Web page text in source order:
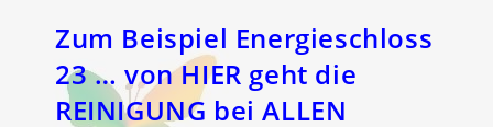
Zum Beispiel Energieschloss
23 … von HIER geht die
REINIGUNG bei ALLEN